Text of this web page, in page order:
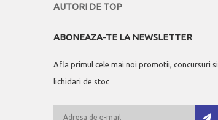
AUTORI DE TOP
ABONEAZA-TE LA NEWSLETTER
Afla primul cele mai noi promotii, concursuri si
lichidari de stoc